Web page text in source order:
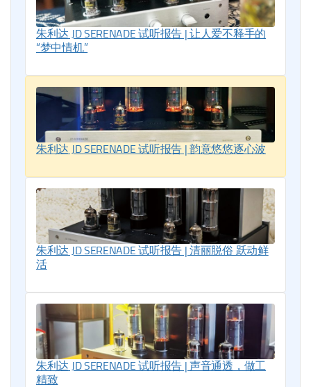
朱利达 JD SERENADE 试听报告 | 让人爱不释手的
“梦中情机”
朱利达 JD SERENADE 试听报告 | 韵意悠悠逐心波
朱利达 JD SERENADE 试听报告 | 清丽脱俗 跃动鲜
活
朱利达 JD SERENADE 试听报告 | 声音通透，做工
精致